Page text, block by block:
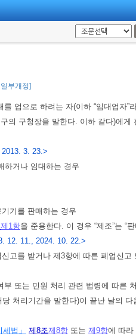
부개정]
또는 민원 처리 관련 법령에 따른
처리기간을 말한다)이 끝난 날의
업으로 하려는 자(이하 “임대업자”
의 구청장을 말한다. 이하 같다)에게
3. 23.>
하거나 임대하는 경우
기를 판매하는 경우
제1항을 준용한다. 이 경우 “제조”는 “
12. 11., 2024. 10. 22.>
고를 받거나 제3항에 따른 폐업신고
또는 민원 처리 관련 법령에 따른
처리기간을 말한다)이 끝난 날의
세법」 제8조제8항 또는 제9항에 따라